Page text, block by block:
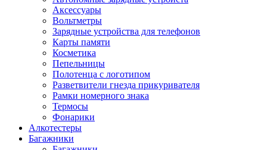
Аксессуары
Вольтметры
Зарядные устройства для телефонов
Карты памяти
Косметика
Пепельницы
Полотенца с логотипом
Разветвители гнезда прикуривателя
Рамки номерного знака
Термосы
Фонарики
Алкотестеры
Багажники